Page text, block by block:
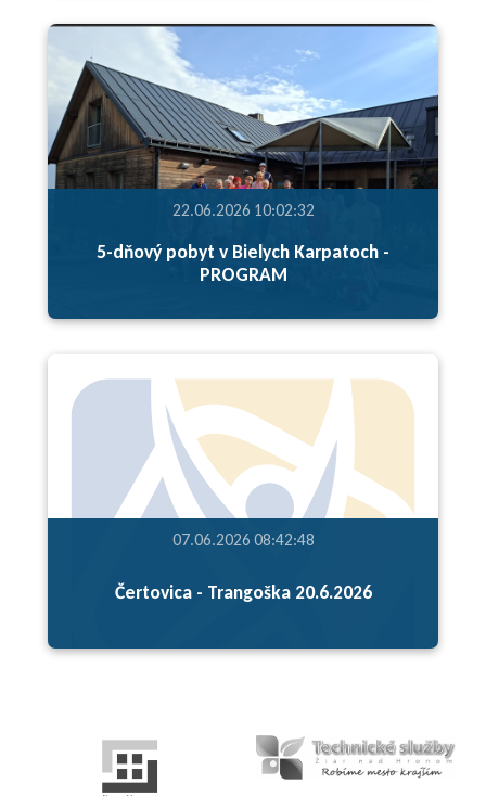
22.06.2026 10:02:32
5-dňový pobyt v Bielych Karpatoch -
PROGRAM
07.06.2026 08:42:48
Čertovica - Trangoška 20.6.2026